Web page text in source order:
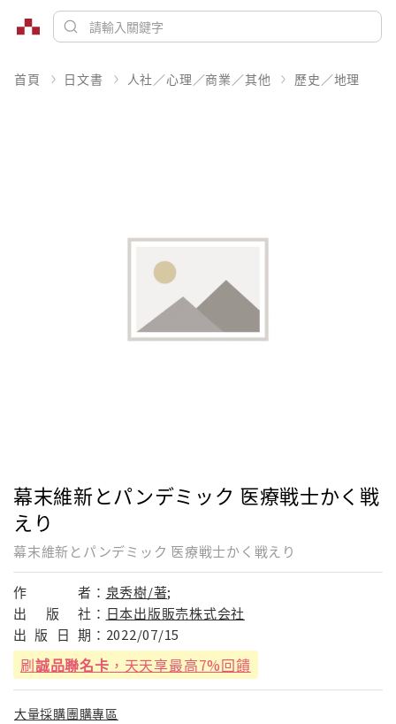
首頁 日文書 人社／心理／商業／其他 歷史／地理
幕末維新とパンデミック 医療戦士かく戦
えり
幕末維新とパンデミック 医療戦士かく戦えり
作 者： 泉秀樹/著;
出
版 社： 日本出版販売株式会社
出 版 日 期： 2022/07/15
刷誠品聯名卡 ，天天享最高7%回饋
大量採購團購專區